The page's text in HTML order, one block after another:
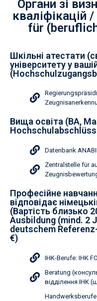
Органи зі
кваліфікацій
für
Шкільні атестати
університету у
Вища освіта (BA,
Datenbank
Zentralstelle für
Професійне
відповідає
(Вартість близько
Ausbildung (mind. 2
deutschem
€)
IHK-Berufe: IHK
Beratung
відділення IHK